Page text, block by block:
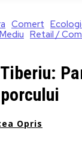
Comert
Mediu Retail /
porcului
Opris